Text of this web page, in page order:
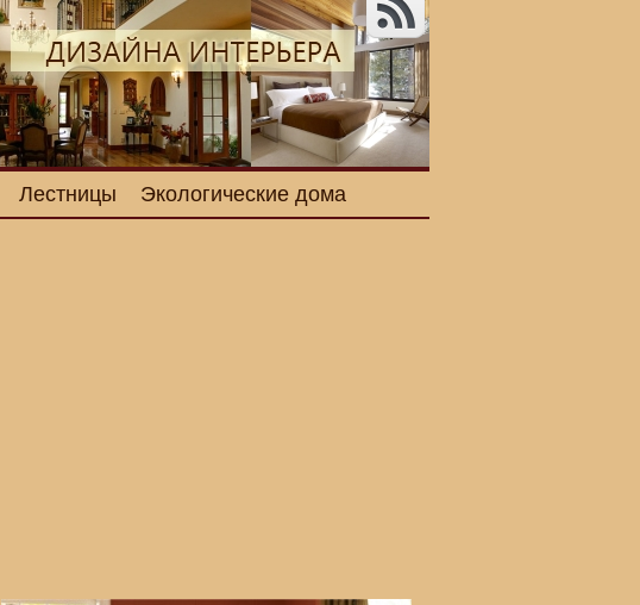
Лестницы Экологические дома